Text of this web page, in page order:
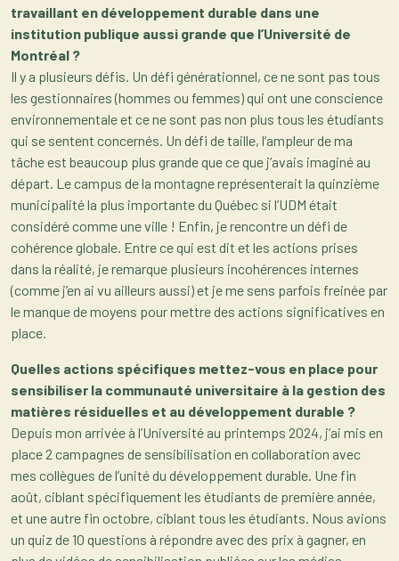
travaillant en développement durable dans une
institution publique aussi grande que l’Université de
Montréal ?
Il y a plusieurs défis. Un défi générationnel, ce ne sont pas tous
les gestionnaires (hommes ou femmes) qui ont une conscience
environnementale et ce ne sont pas non plus tous les étudiants
qui se sentent concernés. Un défi de taille, l’ampleur de ma
tâche est beaucoup plus grande que ce que j’avais imaginé au
départ. Le campus de la montagne représenterait la quinzième
municipalité la plus importante du Québec si l’UDM était
considéré comme une ville ! Enfin, je rencontre un défi de
cohérence globale. Entre ce qui est dit et les actions prises
dans la réalité, je remarque plusieurs incohérences internes
(comme j’en ai vu ailleurs aussi) et je me sens parfois freinée par
le manque de moyens pour mettre des actions significatives en
place.
Quelles actions spécifiques mettez-vous en place pour
sensibiliser la communauté universitaire à la gestion des
matières résiduelles et au développement durable ?
Depuis mon arrivée à l’Université au printemps 2024, j’ai mis en
place 2 campagnes de sensibilisation en collaboration avec
mes collègues de l’unité du développement durable. Une fin
août, ciblant spécifiquement les étudiants de première année,
et une autre fin octobre, ciblant tous les étudiants. Nous avions
un quiz de 10 questions à répondre avec des prix à gagner, en